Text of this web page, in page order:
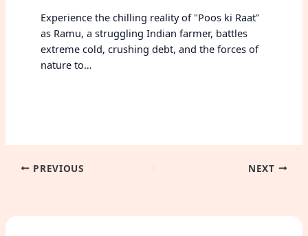
Experience the chilling reality of "Poos ki Raat"
as Ramu, a struggling Indian farmer, battles
extreme cold, crushing debt, and the forces of
nature to…
PREVIOUS NEXT